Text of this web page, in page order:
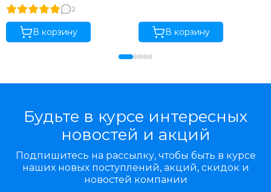
2
В корзину В корзину
Будьте в курсе интересных
новостей и акций
Подпишитесь на рассылку, чтобы быть в курсе
наших новых поступлений, акций, скидок и
новостей компании